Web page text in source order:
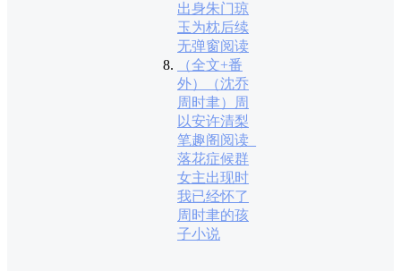
出身朱门琼
玉为枕后续
无弹窗阅读
（全文+番
外）（沈乔
周时聿）周
以安许清梨
笔趣阁阅读_
落花症候群
女主出现时
我已经怀了
周时聿的孩
子小说